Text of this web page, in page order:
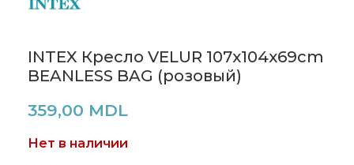
INTEX Кресло VELUR 107x104x69cm
BEANLESS BAG (розовый)
359,00 MDL
Нет в наличии